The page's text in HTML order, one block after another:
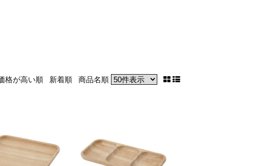
格が高い順 新着順 商品名順